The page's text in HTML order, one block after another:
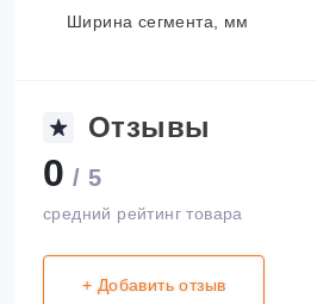
Ширина сегмента, мм
Отзывы
0 / 5
средний рейтинг товара
+ Добавить отзыв